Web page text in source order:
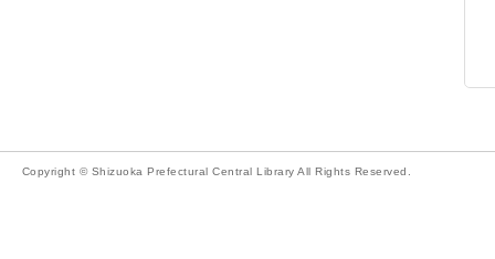
Copyright © Shizuoka Prefectural Central Library All Rights Reserved.